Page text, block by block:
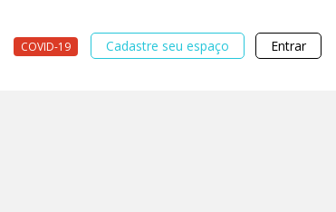
COVID-19 Cadastre seu espaço Entrar